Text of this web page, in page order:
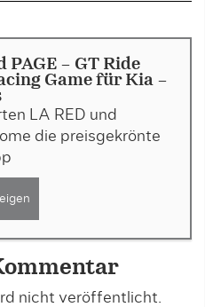
PAGE - GT Ride
Game für Kia -
LA RED und
die preisgekrönte
nicht veröffentlicht.